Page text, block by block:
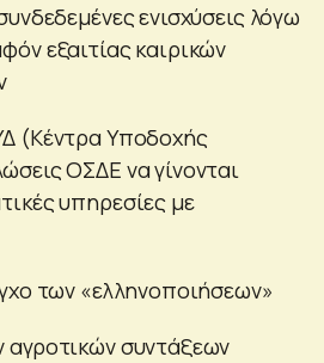
ενισχύσεις λόγω
εξαιτίας καιρικών
(Κέντρα Υποδοχής
ΟΣΔΕ να γίνονται
υπηρεσίες με
των «ελληνοποιήσεων»
συντάξεων